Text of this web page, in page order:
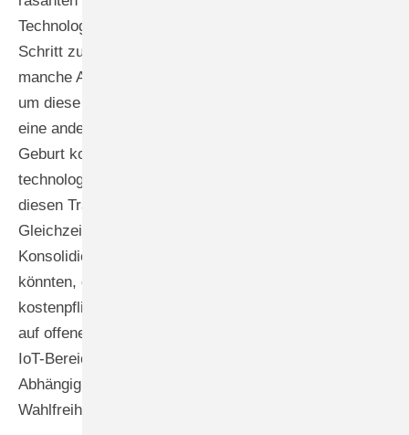
Technologie, künstliche Intelligenz oder IoT-Integration
Schritt zu halten. Ich kann nachvollziehen, warum sich
manche Anbieter für Zusammenschlüsse entscheiden,
um diese Innovationskraft zu gewinnen. Idalabs hat
eine andere Situation: Dank der Gunst der späten
Geburt kommen wir nativ aus der Cloud und sind
technologisch auf dem neuesten Stand. Wir müssen
diesen Transformationsprozess nicht durchlaufen.
Gleichzeitig sehen wir die Gefahr, dass durch diese
Konsolidierung geschlossene Systeme entstehen
könnten, die Schnittstellen limitieren oder
kostenpflichtig machen. Deshalb setzen wir bewusst
auf offene Standards und APIs, ähnlich wie Matter im
IoT-Bereich. Unsere Partner sollen nie in
Abhängigkeiten geraten, sondern immer die
Wahlfreiheit behalten.